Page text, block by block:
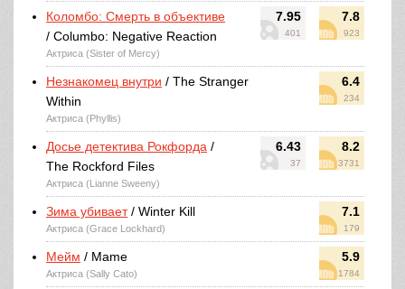
7.95
401
7.8
923
Коломбо: Смерть в объективе
/ Columbo: Negative Reaction
Актриса (Sister of Mercy)
6.4
234
Незнакомец внутри / The Stranger
Within
Актриса (Phyllis)
6.43
37
8.2
3731
Досье детектива Рокфорда /
The Rockford Files
Актриса (Lianne Sweeny)
7.1
179
Зима убивает/ Winter Kill
Актриса (Grace Lockhard)
5.9
1784
Мейм / Mame
Актриса (Sally Cato)